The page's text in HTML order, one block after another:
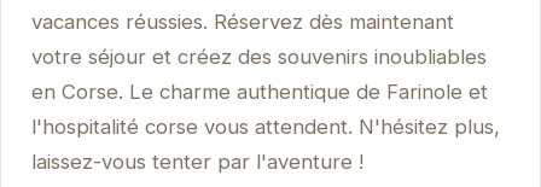
vacances réussies. Réservez dès maintenant
votre séjour et créez des souvenirs inoubliables
en Corse. Le charme authentique de Farinole et
l'hospitalité corse vous attendent. N'hésitez plus,
laissez-vous tenter par l'aventure !